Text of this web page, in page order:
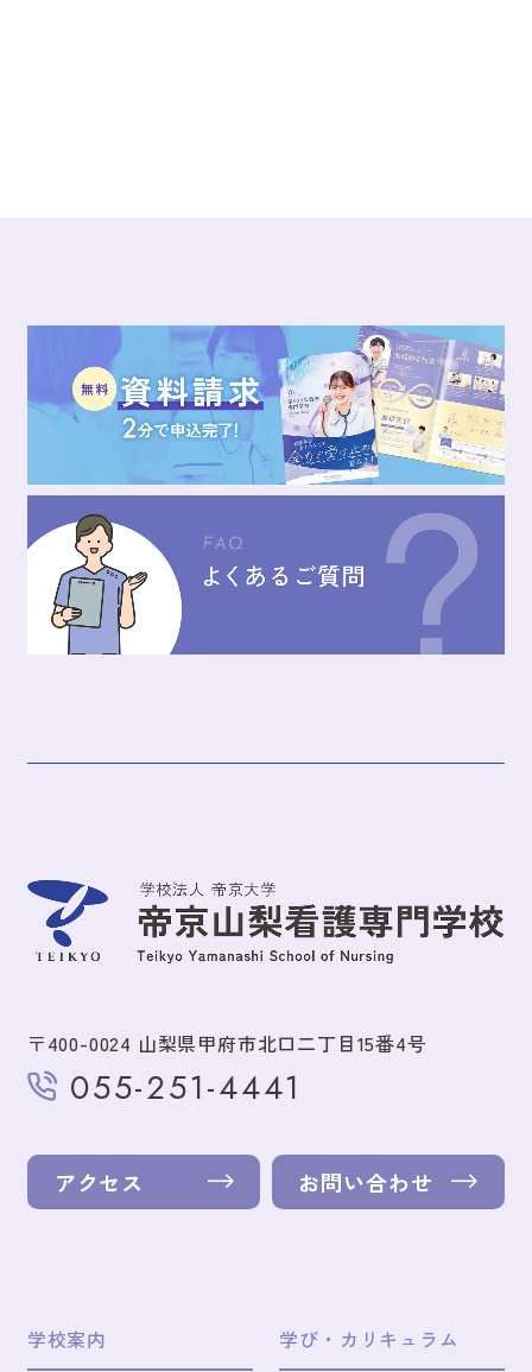
〒400-0024 山梨県甲府市北口二丁目15番4号
055-251-4441
アクセス お問い合わせ
学校案内
学び・カリキュラム